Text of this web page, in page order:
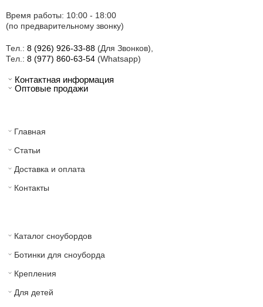
Время работы: 10:00 - 18:00
(по предварительному звонку)
Тел.: 8 (926) 926-33-88 (Для Звонков),
Тел.: 8 (977) 860-63-54 (Whatsapp)
Контактная информация
Оптовые продажи
Главная
Статьи
Доставка и оплата
Контакты
Каталог сноубордов
Ботинки для сноуборда
Крепления
Для детей